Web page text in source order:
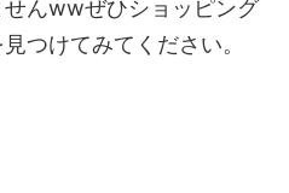
んwwぜひショッピング
つけてみてください。